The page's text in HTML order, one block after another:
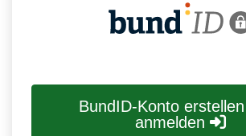
BundID-Konto
anmelden